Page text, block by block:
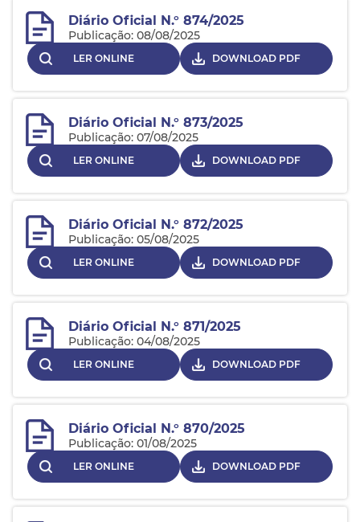
Diário Oficial N.° 874/2025
Publicação: 08/08/2025
LER ONLINE DOWNLOAD PDF
Diário Oficial N.° 873/2025
Publicação: 07/08/2025
LER ONLINE DOWNLOAD PDF
Diário Oficial N.° 872/2025
Publicação: 05/08/2025
LER ONLINE DOWNLOAD PDF
Diário Oficial N.° 871/2025
Publicação: 04/08/2025
LER ONLINE DOWNLOAD PDF
Diário Oficial N.° 870/2025
Publicação: 01/08/2025
LER ONLINE DOWNLOAD PDF